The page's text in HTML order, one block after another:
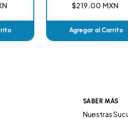
$219.00 MXN
Agregar al Carrito
SABER MÁS
Nuestras